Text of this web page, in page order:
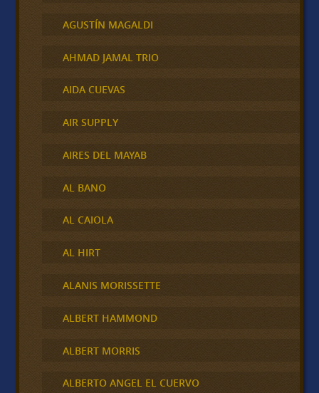
AGUSTÍN MAGALDI
AHMAD JAMAL TRIO
AIDA CUEVAS
AIR SUPPLY
AIRES DEL MAYAB
AL BANO
AL CAIOLA
AL HIRT
ALANIS MORISSETTE
ALBERT HAMMOND
ALBERT MORRIS
ALBERTO ANGEL EL CUERVO